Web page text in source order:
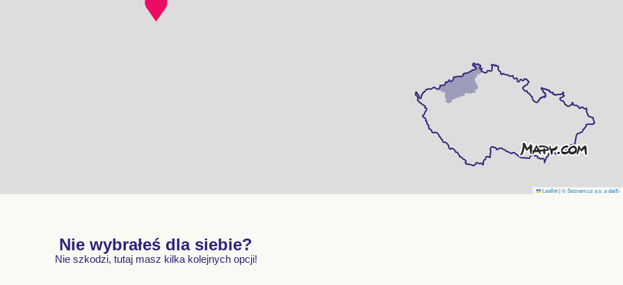
Leaflet|© Seznam.cz a.s. a další
Nie wybrałeś dla siebie?
Nie szkodzi, tutaj masz kilka kolejnych opcji!